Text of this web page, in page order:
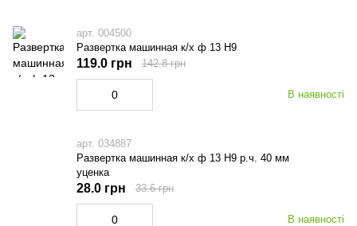
арт. 004500
Развертка машинная к/х ф 13 Н9
В наявності
119.0 грн 142.8 грн
арт. 034887
Развертка машинная к/х ф 13 Н9 р.ч. 40 мм
уценка
В наявності
28.0 грн 33.6 грн